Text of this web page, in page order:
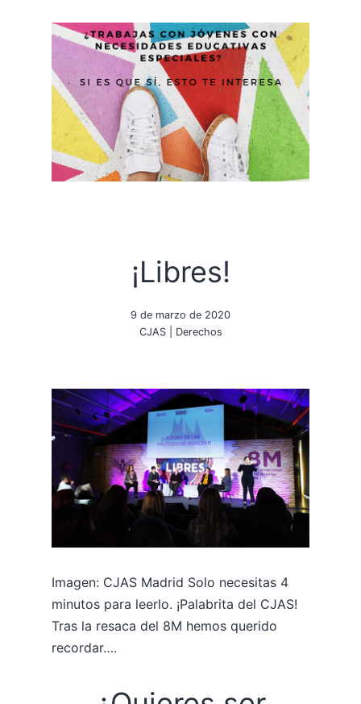
¡Libres!
9 de marzo de 2020
CJAS| Derechos
Imagen: CJAS Madrid Solo necesitas 4
minutos para leerlo. ¡Palabrita del CJAS!
Tras la resaca del 8M hemos querido
recordar….